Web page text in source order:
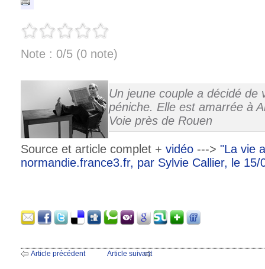
Note : 0/5 (0 note)
Un jeune couple a décidé de
péniche. Elle est amarrée à
Voie près de Rouen
Source et article complet + vidéo ---> "La vie
normandie.france3.fr, par Sylvie Callier, le 15/
Article précédent Article suivant